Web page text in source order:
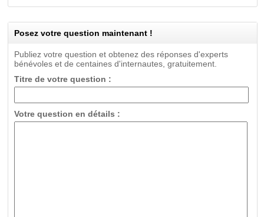
Posez votre question maintenant !
Publiez votre question et obtenez des réponses d'experts
bénévoles et de centaines d'internautes, gratuitement.
Titre de votre question :
Votre question en détails :